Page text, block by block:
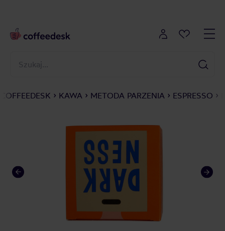
COFFEEDESK KAWA METODA PARZENIA ESPRESSO